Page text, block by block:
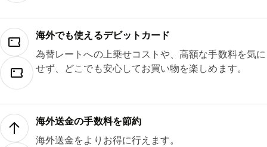
海外でも使えるデビットカード
為替レートへの上乗せコストや、高額な手数料を気に
せず、どこでも安心してお買い物を楽しめます。
海外送金の手数料を節約
海外送金をよりお得に行えます。